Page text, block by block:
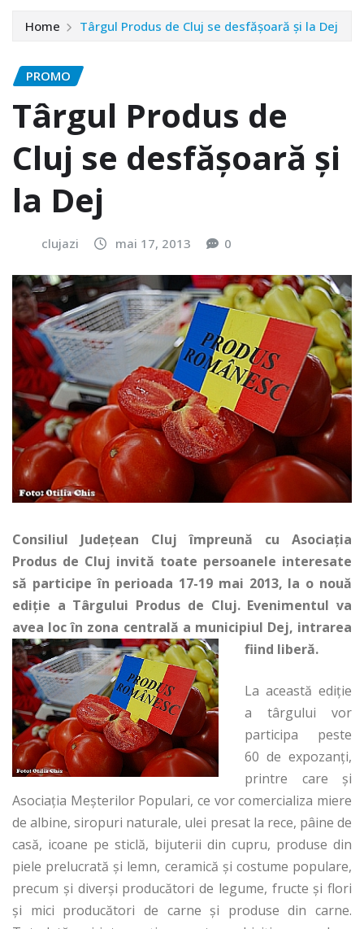
Home Târgul Produs de Cluj se desfăşoară şi la Dej
PROMO
Târgul Produs de
Cluj se desfăşoară şi
la Dej
clujazi mai 17, 2013 0
Consiliul Judeţean Cluj împreună cu Asociaţia
Produs de Cluj invită toate persoanele interesate
să participe în perioada 17-19 mai 2013, la o nouă
ediţie a Târgului Produs de Cluj. Evenimentul va
avea loc în zona centrală a municipiul Dej, intrarea
fiind liberă.
La această ediţie
a târgului vor
participa peste
60 de expozanţi,
printre care şi
Asociaţia Meşterilor Populari, ce vor comercializa miere
de albine, siropuri naturale, ulei presat la rece, pâine de
casă, icoane pe sticlă, bijuterii din cupru, produse din
piele prelucrată şi lemn, ceramică şi costume populare,
precum şi diverşi producători de legume, fructe şi flori
şi mici producători de carne şi produse din carne.